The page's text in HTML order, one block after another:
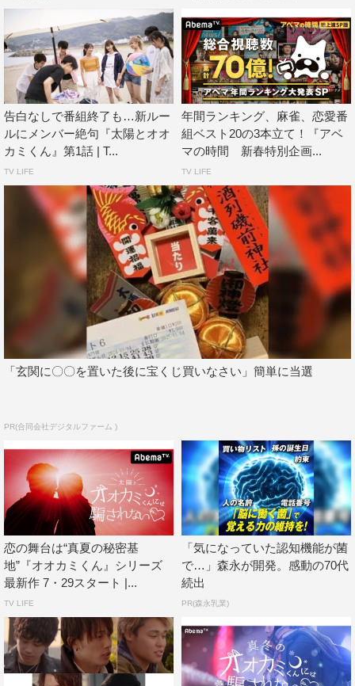
次回放送日時：7月21日（日）後10時～10時45分
放送チャンネル：AbemaSPECIAL
2話予告URL：https://abema.tv/video/episode/90-
1286_s1_p502
2話放送URL：https://abema.tv/channels/abema-
special/slots/8WE6yReZUbQmD1
YouTube チャンネルURL：
https://www.youtube.com/channel/UCLU_4Nmos905QrG9
npOzJUA
InstagramURL：
https://www.instagram.com/ookami_official/
AbemaTV
告白なしで番組終了も…新ルー
ルにメンバー絶句『太陽とオオ
カミくん』第1話 | T...
TV LIFE
年間ランキング、麻雀、恋愛番
組ベスト20の3本立て！『アベ
マの時間 新春特別企画...
TV LIFE
「玄関に〇〇を置いた後に宝くじ買いなさい」簡単に当選
PR(合同会社デジタルファーム )
恋の舞台は“真夏の秘密基
地”『オオカミくん』シリーズ
最新作 7・29スタート |...
TV LIFE
「気になっていた認知機能が菌
で…」森永が開発。感動の70代
続出
PR(森永乳業)